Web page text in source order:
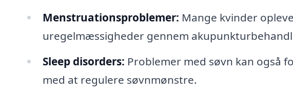
Menstruationsproblemer: Mange kvinder
uregelmæssigheder gennem
Sleep disorders: Problemer med søvn kan også
med at regulere søvnmønstre.